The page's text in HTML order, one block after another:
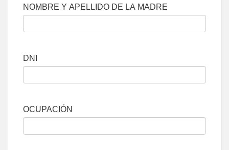
NOMBRE Y APELLIDO DE LA MADRE
DNI
OCUPACIÓN